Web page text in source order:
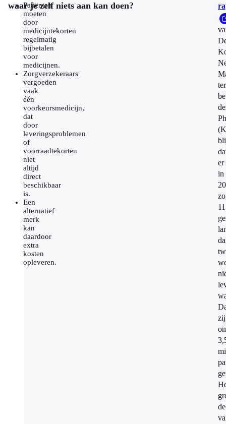
Patiënten
moeten
door
medicijntekorten
regelmatig
bijbetalen
voor
medicijnen.
Zorgverzekeraars
vergoeden
vaak
één
voorkeursmedicijn,
dat
door
leveringsproblemen
of
voorraadtekorten
niet
altijd
direct
beschikbaar
is.
Een
alternatief
merk
kan
daardoor
extra
kosten
opleveren.
waar je zelf niets aan kan doen?
ter
er
in